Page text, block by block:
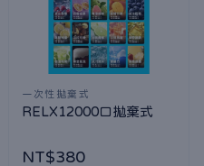
一次性拋棄式
RELX12000口拋棄式
NT$380